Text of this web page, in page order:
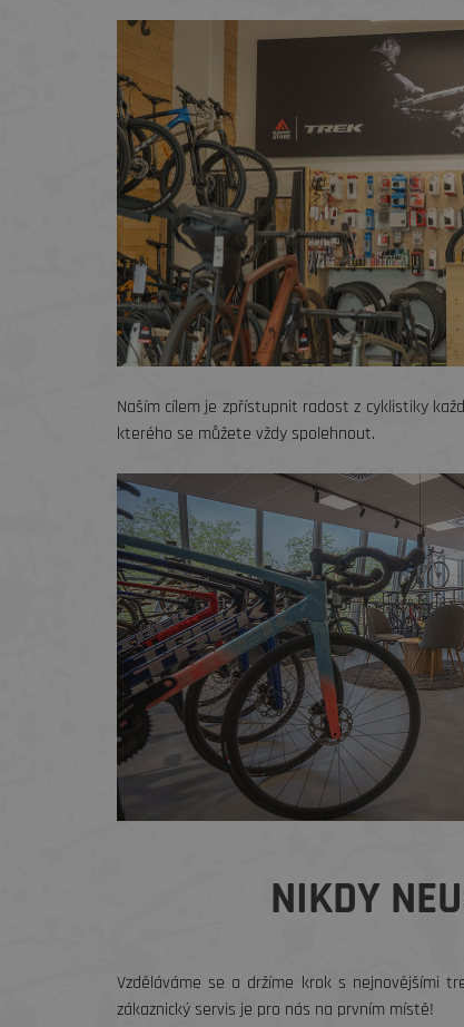
Naším cílem je zpřístupnit radost z cyklistiky
kterého se můžete vždy spolehnout.
NIKDY
Vzděláváme se a držíme krok s nejnovějšími
zákaznický servis je pro nás na prvním místě!